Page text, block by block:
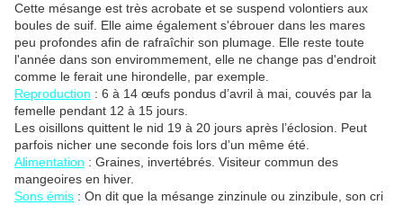
Cette mésange est très acrobate et se suspend volontiers aux
boules de suif. Elle aime également s'ébrouer dans les mares
peu profondes afin de rafraîchir son plumage. Elle reste toute
l'année dans son envirommement, elle ne change pas d'endroit
comme le ferait une hirondelle, par exemple.
Reproduction : 6 à 14 œufs pondus d’avril à mai, couvés par la
femelle pendant 12 à 15 jours.
Les oisillons quittent le nid 19 à 20 jours après l’éclosion. Peut
parfois nicher une seconde fois lors d’un même été.
Alimentation : Graines, invertébrés. Visiteur commun des
mangeoires en hiver.
Sons émis : On dit que la mésange zinzinule ou zinzibule, son cri